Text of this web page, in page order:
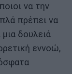
να την
πρέπει να
μια δουλειά
εννοώ,